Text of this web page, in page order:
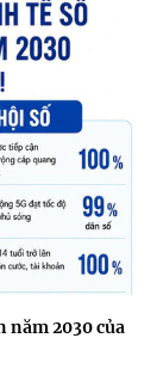
năm 2030 của